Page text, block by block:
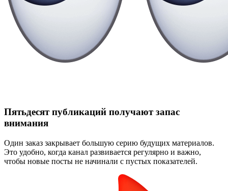
Пятьдесят публикаций получают запас
внимания
Один заказ закрывает большую серию будущих материалов.
Это удобно, когда канал развивается регулярно и важно,
чтобы новые посты не начинали с пустых показателей.